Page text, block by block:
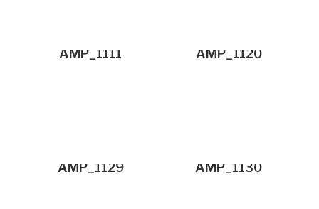
AMP_1111 AMP_1120
AMP_1129 AMP_1130